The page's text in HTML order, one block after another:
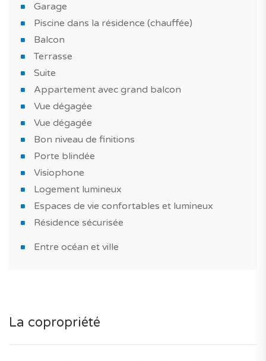
Ce qui vous fera craquer pour ce bien neuf à Olhão ?
Un appartement au style moderne, bien équipé, avec
dans la résidence pour passer de bons moments en
famille ou entre amis.
Et pour compléter ce bien, il est vendu avec une place
de stationnement.
pour une résidence principale ou une maison de
vacances au Portugal.
Un bien neuf à découvrir sans plus attendre!
*Les caractéristiques du bien sont données sous
Garage
Piscine dans la résidence (chauffée)
Balcon
Terrasse
Suite
Appartement avec grand balcon
Vue dégagée
Vue dégagée
Bon niveau de finitions
Porte blindée
Visiophone
Logement lumineux
Espaces de vie confortables et lumineux
Résidence sécurisée
Entre océan et ville
La copropriété